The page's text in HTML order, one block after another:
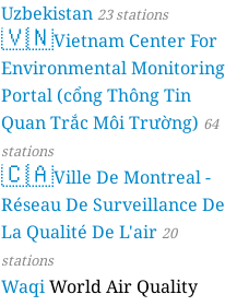
Uzbekistan 23 stations
🇻🇳Vietnam Center For
Environmental Monitoring
Portal (cổng Thông Tin
Quan Trắc Môi Trường) 64
stations
🇨🇦Ville De Montreal -
Réseau De Surveillance De
La Qualité De L'air 20
stations
WaqiWorld Air Quality